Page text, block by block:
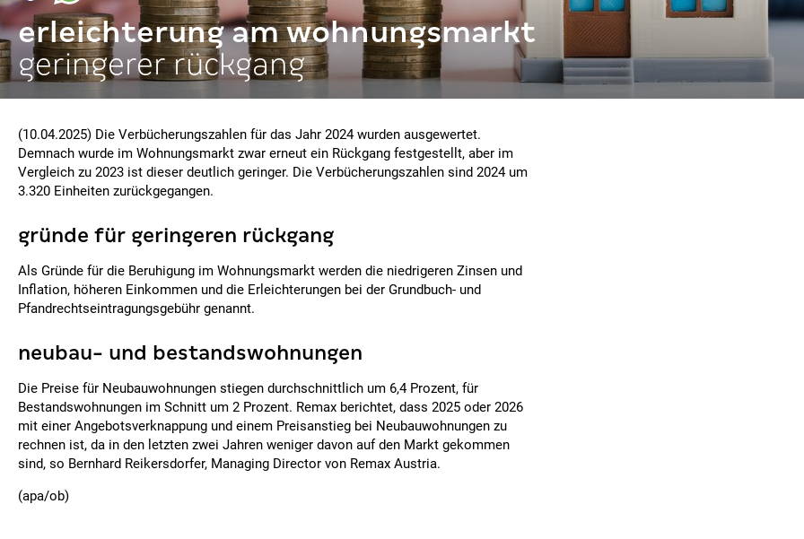
erleichterung am wohnungsmarkt
geringerer rückgang
(10.04.2025) Die Verbücherungszahlen für das Jahr 2024 wurden ausgewertet.
Demnach wurde im Wohnungsmarkt zwar erneut ein Rückgang festgestellt, aber im
Vergleich zu 2023 ist dieser deutlich geringer. Die Verbücherungszahlen sind 2024 um
3.320 Einheiten zurückgegangen.
gründe für geringeren rückgang
Als Gründe für die Beruhigung im Wohnungsmarkt werden die niedrigeren Zinsen und
Inflation, höheren Einkommen und die Erleichterungen bei der Grundbuch- und
Pfandrechtseintragungsgebühr genannt.
neubau- und bestandswohnungen
Die Preise für Neubauwohnungen stiegen durchschnittlich um 6,4 Prozent, für
Bestandswohnungen im Schnitt um 2 Prozent. Remax berichtet, dass 2025 oder 2026
mit einer Angebotsverknappung und einem Preisanstieg bei Neubauwohnungen zu
rechnen ist, da in den letzten zwei Jahren weniger davon auf den Markt gekommen
sind, so Bernhard Reikersdorfer, Managing Director von Remax Austria.
(apa/ob)